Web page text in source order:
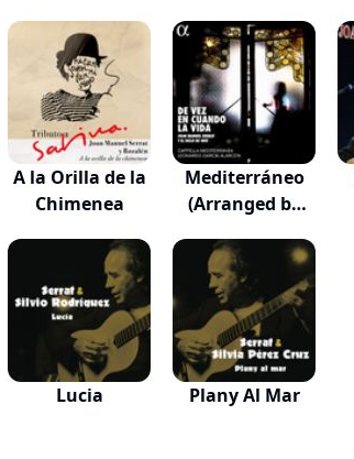
A la Orilla de la
Chimenea
Mediterráneo
(Arranged by
Lucia Plany Al Mar